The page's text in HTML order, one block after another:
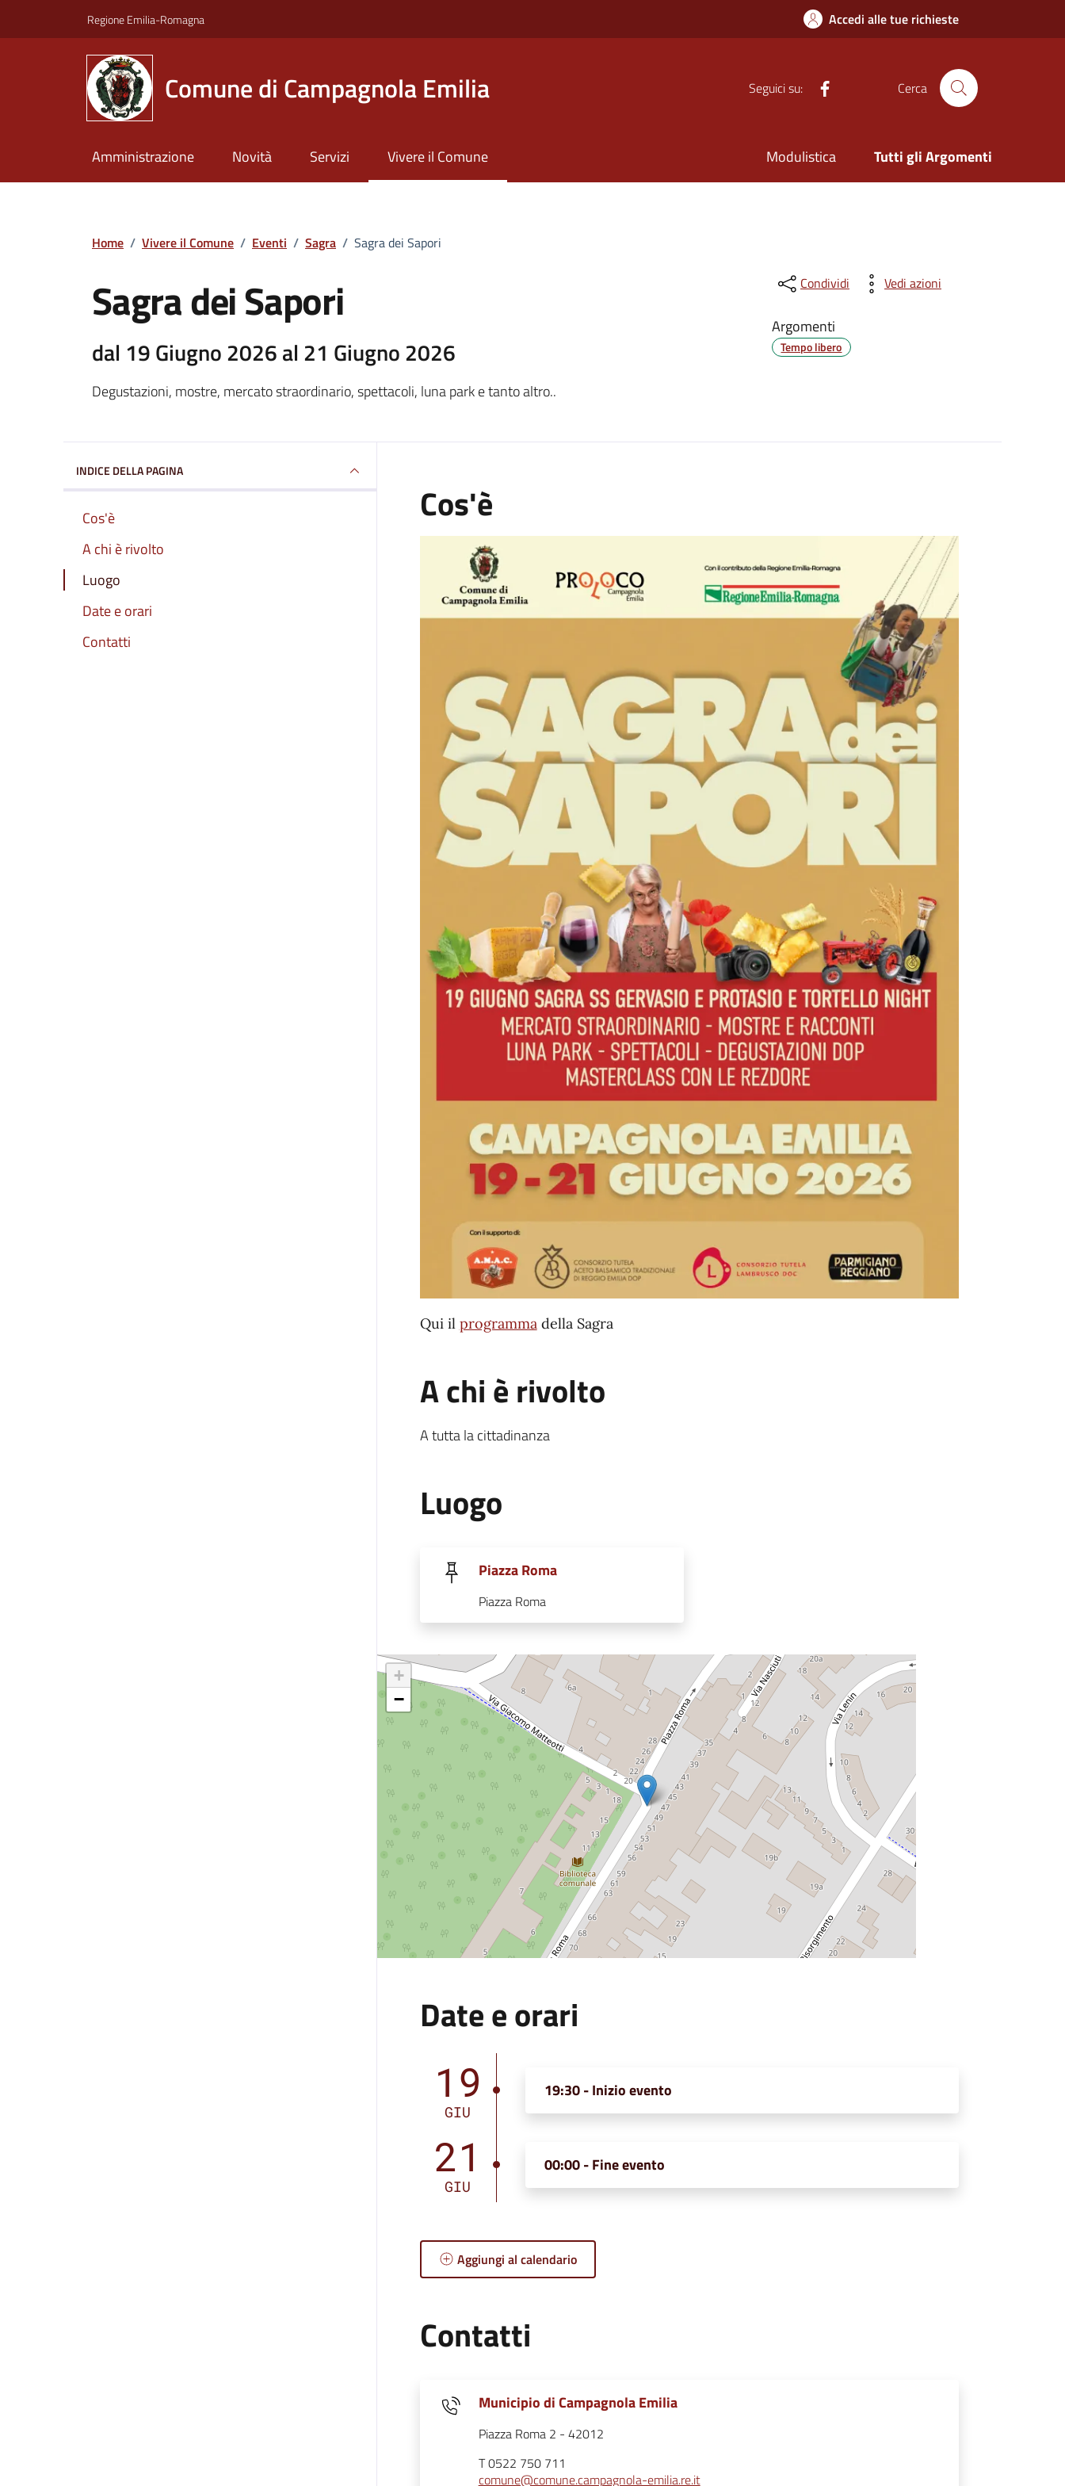
Regione Emilia-Romagna Accedi alle tue richieste
Comune di Campagnola Emilia Seguici su: Cerca
Amministrazione Novità Servizi Vivere il Comune Modulistica Tutti gli Argomenti
Home / Vivere il Comune / Eventi / Sagra / Sagra dei Sapori
Sagra dei Sapori
dal 19 Giugno 2026 al 21 Giugno 2026
Degustazioni, mostre, mercato straordinario, spettacoli, luna park e tanto altro..
Condividi Vedi azioni
Argomenti
Tempo libero
INDICE DELLA PAGINA
Cos'è
A chi è rivolto
Luogo
Date e orari
Contatti
Cos'è
Qui il programmadella Sagra
A chi è rivolto
A tutta la cittadinanza
Luogo
Piazza Roma
Piazza Roma
+
−
Date e orari
19
GIU
19:30 - Inizio evento
21
GIU
00:00 - Fine evento
Aggiungi al calendario
Contatti
Municipio di Campagnola Emilia
Piazza Roma 2 - 42012
T 0522 750 711
comune@comune.campagnola-emilia.re.it